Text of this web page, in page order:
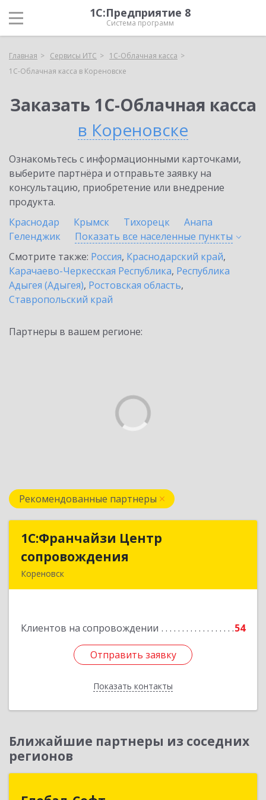
1С:Предприятие 8
Система программ
Главная Сервисы ИТС
1С-Облачная касса
1С-Облачная касса в Кореновске
Заказать 1С-Облачная касса
в Кореновске
Ознакомьтесь с информационными карточками,
выберите партнёра и отправьте заявку на
консультацию, приобретение или внедрение
продукта.
Краснодар
Крымск Тихорецк
Анапа
Геленджик
Показать все населенные пункты
Смотрите также: Россия, Краснодарский край,
Карачаево-Черкесская Республика, Республика
Адыгея (Адыгея), Ростовская область,
Ставропольский край
Партнеры в вашем регионе:
Рекомендованные партнеры
1С:Франчайзи Центр
сопровождения
Кореновск
Клиентов на сопровождении 54
Отправить заявку
Показать контакты
1С:Франчайзи Центр
Отправить заявку
Назад
Ближайшие партнеры из соседних
регионов